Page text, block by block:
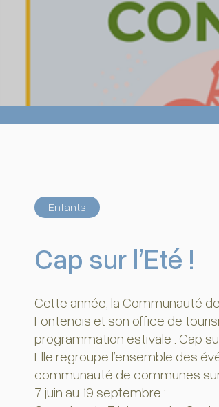
Enfants
Cap sur l’Eté !
Cette année, la Communauté
Fontenois et son office de
programmation estivale : Cap sur
Elle regroupe l’ensemble des
communauté de communes
7 juin au 19 septembre :